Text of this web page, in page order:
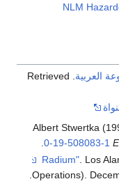
NLM
العربية
Albert Stwertka
0-19-508083-1
.
. Los
Operations).